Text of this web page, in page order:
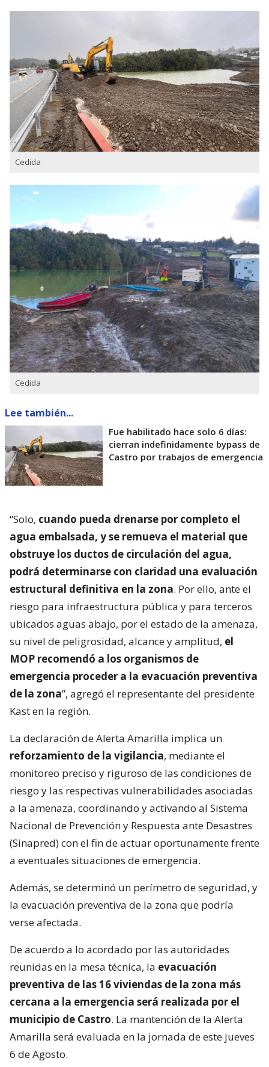
Cedida
Cedida
Lee también...
Fue habilitado hace solo 6 días:
cierran indefinidamente bypass de
Castro por trabajos de emergencia
“Solo, cuando pueda drenarse por completo el
agua embalsada, y se remueva el material que
obstruye los ductos de circulación del agua,
podrá determinarse con claridad una evaluación
estructural definitiva en la zona. Por ello, ante el
riesgo para infraestructura pública y para terceros
ubicados aguas abajo, por el estado de la amenaza,
su nivel de peligrosidad, alcance y amplitud, el
MOP recomendó a los organismos de
emergencia proceder a la evacuación preventiva
de la zona”, agregó el representante del presidente
Kast en la región.
La declaración de Alerta Amarilla implica un
reforzamiento de la vigilancia, mediante el
monitoreo preciso y riguroso de las condiciones de
riesgo y las respectivas vulnerabilidades asociadas
a la amenaza, coordinando y activando al Sistema
Nacional de Prevención y Respuesta ante Desastres
(Sinapred) con el fin de actuar oportunamente frente
a eventuales situaciones de emergencia.
Además, se determinó un perímetro de seguridad, y
la evacuación preventiva de la zona que podría
verse afectada.
De acuerdo a lo acordado por las autoridades
reunidas en la mesa técnica, la evacuación
preventiva de las 16 viviendas de la zona más
cercana a la emergencia será realizada por el
municipio de Castro. La mantención de la Alerta
Amarilla será evaluada en la jornada de este jueves
6 de Agosto.